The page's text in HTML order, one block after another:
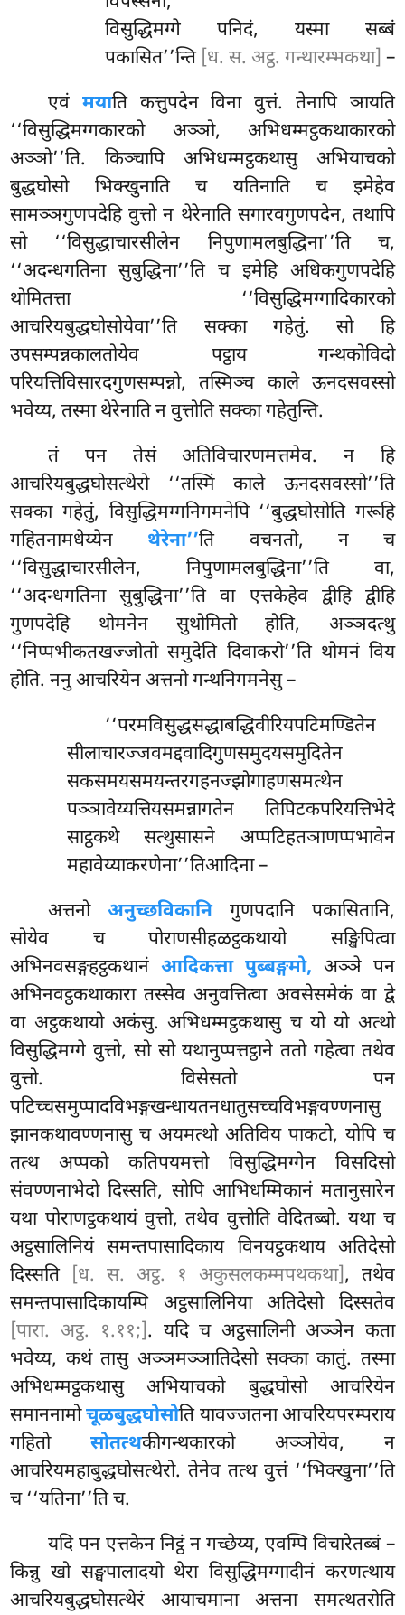
विसुद्धिमग्गे पनिदं, यस्मा सब्बं
पकासित’’न्ति [ध. स. अट्ठ. गन्थारम्भकथा] –
एवं मयाति कत्तुपदेन विना वुत्तं. तेनापि ञायति
‘‘विसुद्धिमग्गकारको अञ्ञो, अभिधम्मट्ठकथाकारको
अञ्ञो’’ति. किञ्चापि अभिधम्मट्ठकथासु अभियाचको
बुद्धघोसो भिक्खुनाति च यतिनाति च इमेहेव
सामञ्ञगुणपदेहि वुत्तो न थेरेनाति सगारवगुणपदेन, तथापि
सो ‘‘विसुद्धाचारसीलेन निपुणामलबुद्धिना’’ति च,
‘‘अदन्धगतिना सुबुद्धिना’’ति च इमेहि अधिकगुणपदेहि
थोमितत्ता ‘‘विसुद्धिमग्गादिकारको
आचरियबुद्धघोसोयेवा’’ति सक्का गहेतुं. सो हि
उपसम्पन्नकालतोयेव पट्ठाय गन्थकोविदो
परियत्तिविसारदगुणसम्पन्नो, तस्मिञ्च काले ऊनदसवस्सो
भवेय्य, तस्मा थेरेनाति न वुत्तोति सक्का गहेतुन्ति.
तं पन तेसं अतिविचारणमत्तमेव. न हि
आचरियबुद्धघोसत्थेरो ‘‘तस्मिं काले ऊनदसवस्सो’’ति
सक्का गहेतुं, विसुद्धिमग्गनिगमनेपि ‘‘बुद्धघोसोति गरूहि
गहितनामधेय्येन थेरेना’’ति वचनतो, न च
‘‘विसुद्धाचारसीलेन, निपुणामलबुद्धिना’’ति वा,
‘‘अदन्धगतिना सुबुद्धिना’’ति वा एत्तकेहेव द्वीहि द्वीहि
गुणपदेहि थोमनेन सुथोमितो होति, अञ्ञदत्थु
‘‘निप्पभीकतखज्जोतो समुदेति दिवाकरो’’ति थोमनं विय
होति. ननु आचरियेन अत्तनो गन्थनिगमनेसु –
‘‘परमविसुद्धसद्धाबद्धिवीरियपटिमण्डितेन
सीलाचारज्जवमद्दवादिगुणसमुदयसमुदितेन
सकसमयसमयन्तरगहनज्झोगाहणसमत्थेन
पञ्ञावेय्यत्तियसमन्नागतेन तिपिटकपरियत्तिभेदे
साट्ठकथे सत्थुसासने अप्पटिहतञाणप्पभावेन
महावेय्याकरणेना’’तिआदिना –
अत्तनो अनुच्छविकानिगुणपदानि पकासितानि,
सोयेव च पोराणसीहळट्ठकथायो सङ्खिपित्वा
अभिनवसङ्गहट्ठकथानंआदिकत्ता पुब्बङ्गमो, अञ्ञे पन
अभिनवट्ठकथाकारा तस्सेव अनुवत्तित्वा अवसेसमेकं वा द्वे
वा अट्ठकथायो अकंसु. अभिधम्मट्ठकथासु च यो यो अत्थो
विसुद्धिमग्गे वुत्तो, सो सो यथानुप्पत्तट्ठाने ततो गहेत्वा तथेव
वुत्तो. विसेसतो पन
पटिच्चसमुप्पादविभङ्गखन्धायतनधातुसच्चविभङ्गवण्णनासु
झानकथावण्णनासु च अयमत्थो अतिविय पाकटो, योपि च
तत्थ अप्पको कतिपयमत्तो विसुद्धिमग्गेन विसदिसो
संवण्णनाभेदो दिस्सति, सोपि आभिधम्मिकानं मतानुसारेन
यथा पोराणट्ठकथायं वुत्तो, तथेव वुत्तोति वेदितब्बो. यथा च
अट्ठसालिनियं समन्तपासादिकाय विनयट्ठकथाय अतिदेसो
दिस्सति [ध. स. अट्ठ. १ अकुसलकम्मपथकथा], तथेव
समन्तपासादिकायम्पि अट्ठसालिनिया अतिदेसो दिस्सतेव
[पारा. अट्ठ. १.११;]. यदि च अट्ठसालिनी अञ्ञेन कता
भवेय्य, कथं तासु अञ्ञमञ्ञातिदेसो सक्का कातुं. तस्मा
अभिधम्मट्ठकथासु अभियाचको बुद्धघोसो आचरियेन
समाननामोचूळबुद्धघोसोति यावज्जतना आचरियपरम्पराय
गहितोसोतत्थकीगन्थकारको अञ्ञोयेव, न
आचरियमहाबुद्धघोसत्थेरो. तेनेव तत्थ वुत्तं ‘‘भिक्खुना’’ति
च ‘‘यतिना’’ति च.
यदि पन एत्तकेन निट्ठं न गच्छेय्य, एवम्पि विचारेतब्बं –
किन्नु खो सङ्घपालादयो थेरा विसुद्धिमग्गादीनं करणत्थाय
आचरियबुद्धघोसत्थेरं आयाचमाना अत्तना समत्थतरोति